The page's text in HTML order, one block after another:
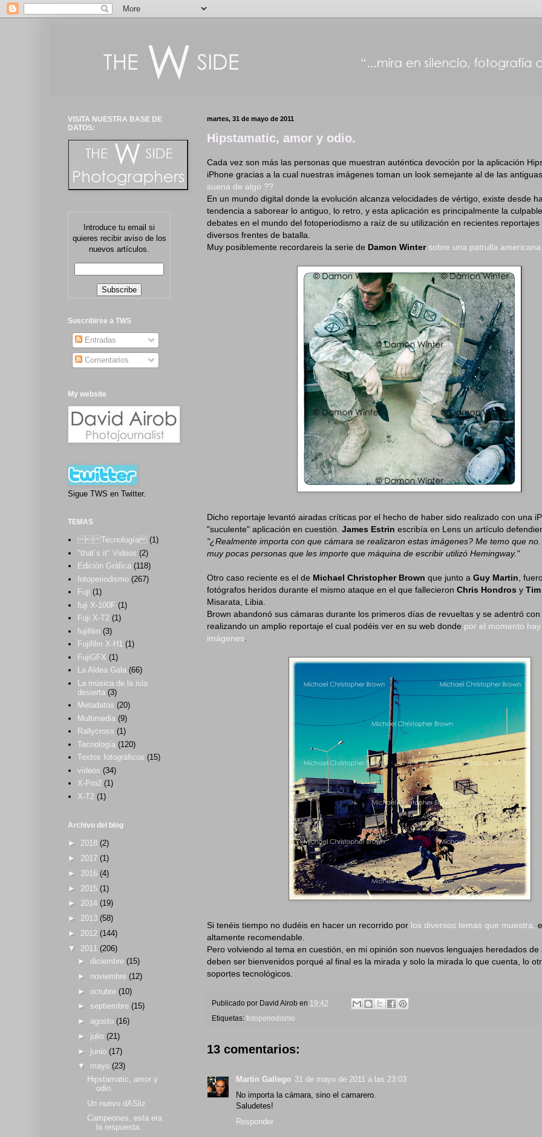
martes, 31 de mayo de 2011
Hipstamatic, amor y odio.
Cada vez son más las personas que muestran auténtica devoción por la aplicación
iPhone gracias a la cual nuestras imágenes toman un look semejante al de las
suena de algo ??
En un mundo digital donde la evolución alcanza velocidades de vértigo, existe desde
tendencia a saborear lo antiguo, lo retro, y esta aplicación es principalmente la
debates en el mundo del fotoperiodismo a raíz de su utilización en recientes reportajes
diversos frentes de batalla.
Muy posiblemente recordareis la serie de Damon Winter sobre una patrulla
Dicho reportaje levantó airadas críticas por el hecho de haber sido realizado con una
"suculente" aplicación en cuestión. James Estrin escribía en Lens un artículo
"¿Realmente importa con que cámara se realizaron estas imágenes? Me temo que
muy pocas personas que les importe que máquina de escribir utilizó Hemingway."
Otro caso reciente es el de Michael Christopher Brown que junto a Guy Martin ,
fotógrafos heridos durante el mismo ataque en el que fallecieron Chris Hondros y
Misarata, Libia.
Brown abandonó sus cámaras durante los primeros días de revueltas y se adentró con
realizando un amplio reportaje el cual podéis ver en su web donde por el momento
imágenes
Si tenéis tiempo no dudéis en hacer un recorrido por los diversos temas que muestra,
altamente recomendable.
Pero volviendo al tema en cuestión, en mi opinión son nuevos lenguajes heredados de
deben ser bienvenidos porqué al final es la mirada y solo la mirada lo que cuenta, lo
soportes tecnológicos.
Publicado por David Airob en 19:42
Etiquetas: fotoperiodismo
13 comentarios:
Martin Gallego 31 de mayo de 2011 a las 23:03
No importa la cámara, sino el camarero.
Saludetes!
Responder
VISITA NUESTRA BASE DE
DATOS:
Introduce tu email si
quieres recibir aviso de los
nuevos artículos.
Suscribirse a TWS
Entradas
Comentarios
My website
Sigue TWS en Twitter.
TEMAS
 Tecnología (1)
"that´s it" Videos (2)
Edición Gráfica (118)
fotoperiodismo (267)
Fuji (1)
fuji X-100F (1)
Fuji X-T2 (1)
fujifilm (3)
Fujifilm X-H1 (1)
FujiGFX (1)
La Aldea Gala (66)
La música de la isla
desierta (3)
Metadatos (20)
Multimedia (9)
Rallycross (1)
Tecnología (120)
Textos fotográficos (15)
videos (34)
X-Pro2 (1)
X-T2 (1)
Archivo del blog
► 2018 (2)
► 2017 (1)
► 2016 (4)
► 2015 (1)
► 2014 (19)
► 2013 (58)
► 2012 (144)
▼ 2011 (206)
► diciembre (15)
► noviembre (12)
► octubre (10)
► septiembre (15)
► agosto (16)
► julio (21)
► junio (17)
▼ mayo (23)
Hipstamatic, amor y
odio.
Un nuevo dASliz
Campeones, esta era
la respuesta.